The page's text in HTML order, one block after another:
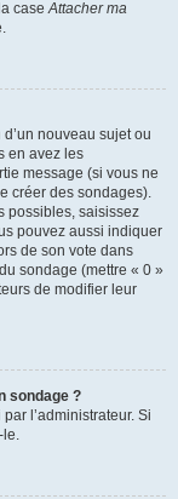
caseAttacher ma
nouveau sujet ou
en avez les
message (si vous ne
créer des sondages).
possibles, saisissez
pouvez aussi indiquer
de son vote dans
sondage (mettre « 0 »
de modifier leur
sondage ?
l’administrateur. Si
le.